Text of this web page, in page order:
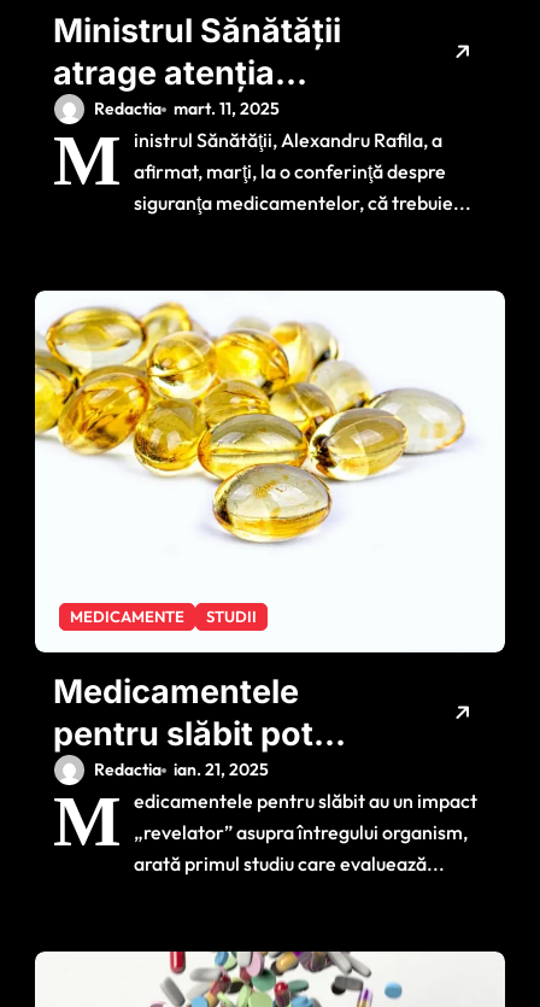
Ministrul Sănătății
atrage atenția
asupra unui fenomen
care pune în pericol
sănătatea publică
Redactia mart. 11, 2025
M
inistrul Sănătăţii, Alexandru Rafila, a
afirmat, marţi, la o conferinţă despre
siguranţa medicamentelor, că trebuie...
MEDICAMENTE STUDII
Medicamentele
pentru slăbit pot
îmbunătăți sănătatea
generală
Redactia ian. 21, 2025
M edicamentele pentru slăbit au un impact
„revelator” asupra întregului organism,
arată primul studiu care evaluează...